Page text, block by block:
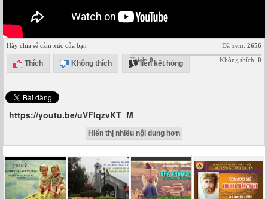
Hãy chia sẻ cảm xúc của bạn
Thích Không thích liên kết hỏng
Đã xem: 2656
Thích: 0 Không thích: 0
https://youtu.be/uVFIqzvKT_M
Hiển thị nhiều nội dung hơn